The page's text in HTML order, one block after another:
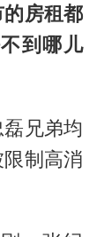
房租都
到哪儿
兄弟均
制高消